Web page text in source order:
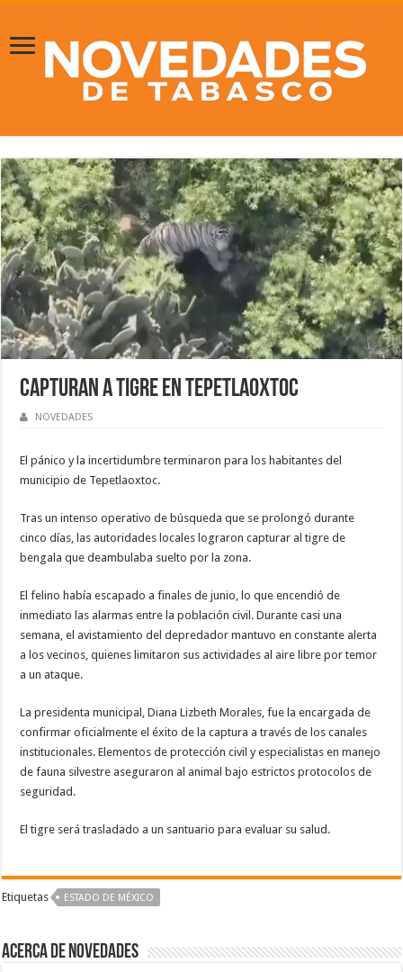
Capturan a tigre en Tepetlaoxtoc
NOVEDADES
El pánico y la incertidumbre terminaron para los habitantes del
municipio de Tepetlaoxtoc.
Tras un intenso operativo de búsqueda que se prolongó durante
cinco días, las autoridades locales lograron capturar al tigre de
bengala que deambulaba suelto por la zona.
El felino había escapado a finales de junio, lo que encendió de
inmediato las alarmas entre la población civil. Durante casi una
semana, el avistamiento del depredador mantuvo en constante alerta
a los vecinos, quienes limitaron sus actividades al aire libre por temor
a un ataque.
La presidenta municipal, Diana Lizbeth Morales, fue la encargada de
confirmar oficialmente el éxito de la captura a través de los canales
institucionales. Elementos de protección civil y especialistas en manejo
de fauna silvestre aseguraron al animal bajo estrictos protocolos de
seguridad.
El tigre será trasladado a un santuario para evaluar su salud.
Etiquetas ESTADO DE MÉXICO
Acerca de NOVEDADES